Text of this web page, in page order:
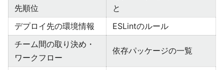
先順位
と
デプロイ先の環境情報
ESLintのルール
チーム間の取り決め・
ワークフロー
依存パッケージの一覧